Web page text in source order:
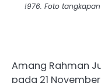
!976. Foto
Amang Rahman
pada 21